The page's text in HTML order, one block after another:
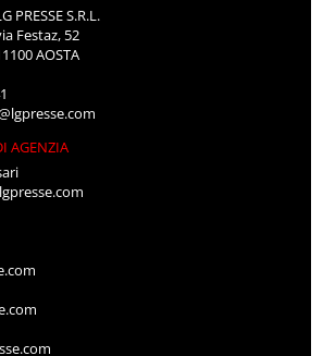
PRESSE S.R.L.
Festaz, 52
AOSTA
AGENZIA